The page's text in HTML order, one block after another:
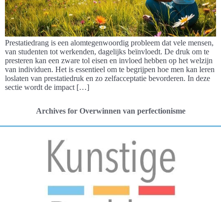
Prestatiedrang is een alomtegenwoordig probleem dat vele mensen,
van studenten tot werkenden, dagelijks beïnvloedt. De druk om te
presteren kan een zware tol eisen en invloed hebben op het welzijn
van individuen. Het is essentieel om te begrijpen hoe men kan leren
loslaten van prestatiedruk en zo zelfacceptatie bevorderen. In deze
sectie wordt de impact […]
Archives for Overwinnen van perfectionisme